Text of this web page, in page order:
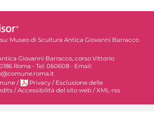
Museo di Scultura Antica Giovanni Barracco
Giovanni Barracco, corso Vittorio
Roma - Tel. 060608 - Email:
/ Privacy / Esclusione delle
/ Accessibilità del sito web / XML-rss